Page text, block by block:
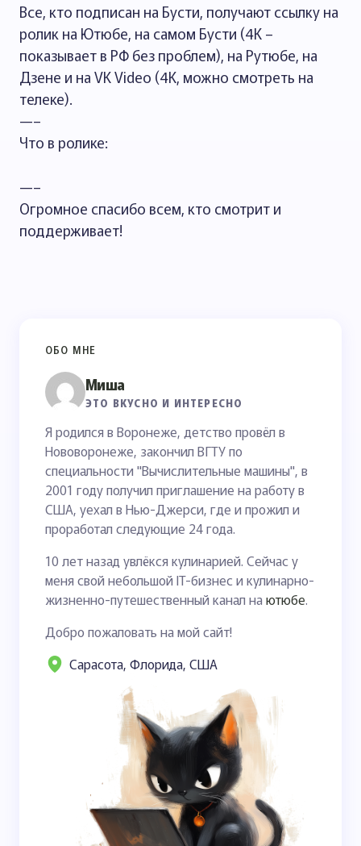
Все, кто подписан на Бусти, получают ссылку на
ролик на Ютюбе, на самом Бусти (4К –
показывает в РФ без проблем), на Рутюбе, на
Дзене и на VK Video (4K, можно смотреть на
телеке).
—–
Что в ролике:
—–
Огромное спасибо всем, кто смотрит и
поддерживает!
ОБО МНЕ
Миша
ЭТО ВКУСНО И ИНТЕРЕСНО
Я родился в Воронеже, детство провёл в
Нововоронеже, закончил ВГТУ по
специальности "Вычислительные машины", в
2001 году получил приглашение на работу в
США, уехал в Нью-Джерси, где и прожил и
проработал следующие 24 года.
10 лет назад увлёкся кулинарией. Сейчас у
меня свой небольшой IT-бизнес и кулинарно-
жизненно-путешественный канал на ютюбе.
Добро пожаловать на мой сайт!
Сарасота, Флорида, США